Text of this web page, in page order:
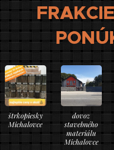
štrkopiesky
Michalovce
dovoz
stavebného
materiálu
Michalovce